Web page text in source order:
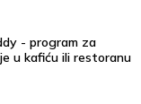
- program za
u kafiću ili restoranu